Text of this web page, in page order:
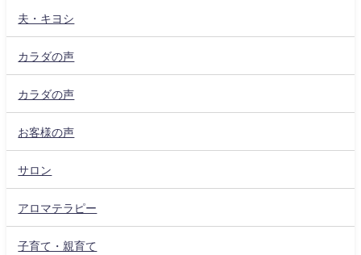
夫・キヨシ
カラダの声
カラダの声
お客様の声
サロン
アロマテラピー
子育て・親育て